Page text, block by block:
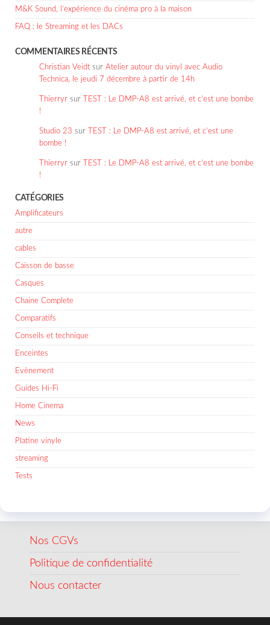
M&K Sound, l’expérience du cinéma pro à la maison
FAQ : le Streaming et les DACs
COMMENTAIRES RÉCENTS
Christian Veidt sur Atelier autour du vinyl avec Audio
Technica, le jeudi 7 décembre à partir de 14h
Thierryr sur
TEST : Le DMP-A8 est arrivé, et c’est une bombe
!
Studio 23 sur
TEST : Le DMP-A8 est arrivé, et c’est une
bombe !
Thierryr sur
TEST : Le DMP-A8 est arrivé, et c’est une bombe
!
CATÉGORIES
Amplificateurs
autre
cables
Caisson de basse
Casques
Chaine Complete
Comparatifs
Conseils et technique
Enceintes
Evènement
Guides Hi-Fi
Home Cinema
News
Platine vinyle
streaming
Tests
Nos CGVs
Politique de confidentialité
Nous contacter